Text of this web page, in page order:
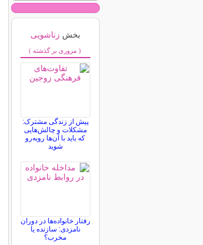
بخش زناشویی
( مروری بر گذشته )
پیش از زندگی مشترک:
مشکلات و چالش‌هایی
که باید با آن‌ها روبه‌رو
شوید
رفتار خانواده‌ها در دوران
نامزدی: سازنده یا
مخرب؟